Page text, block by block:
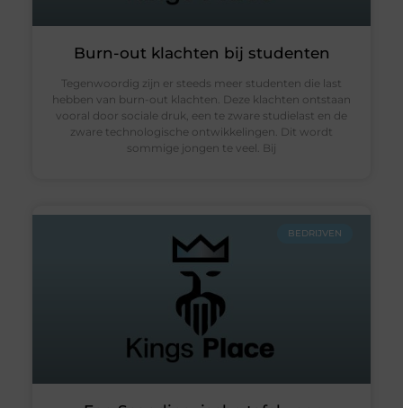
Burn-out klachten bij studenten
Tegenwoordig zijn er steeds meer studenten die last
hebben van burn-out klachten. Deze klachten ontstaan
vooral door sociale druk, een te zware studielast en de
zware technologische ontwikkelingen. Dit wordt
sommige jongen te veel. Bij
BEDRIJVEN